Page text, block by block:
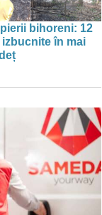
bihoreni: 12
în mai